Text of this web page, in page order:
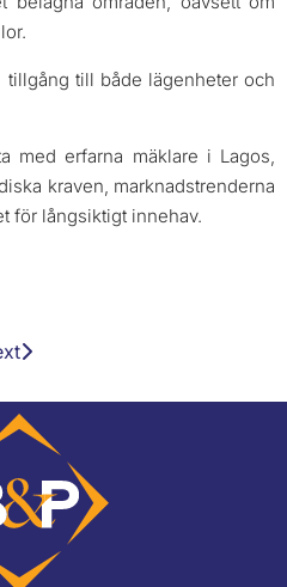
tillgång till både lägenheter och
med erfarna mäklare i Lagos,
kraven, marknadstrenderna
för långsiktigt innehav.